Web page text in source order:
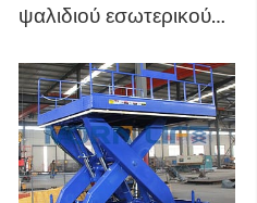
ψαλιδιού εσωτερικού